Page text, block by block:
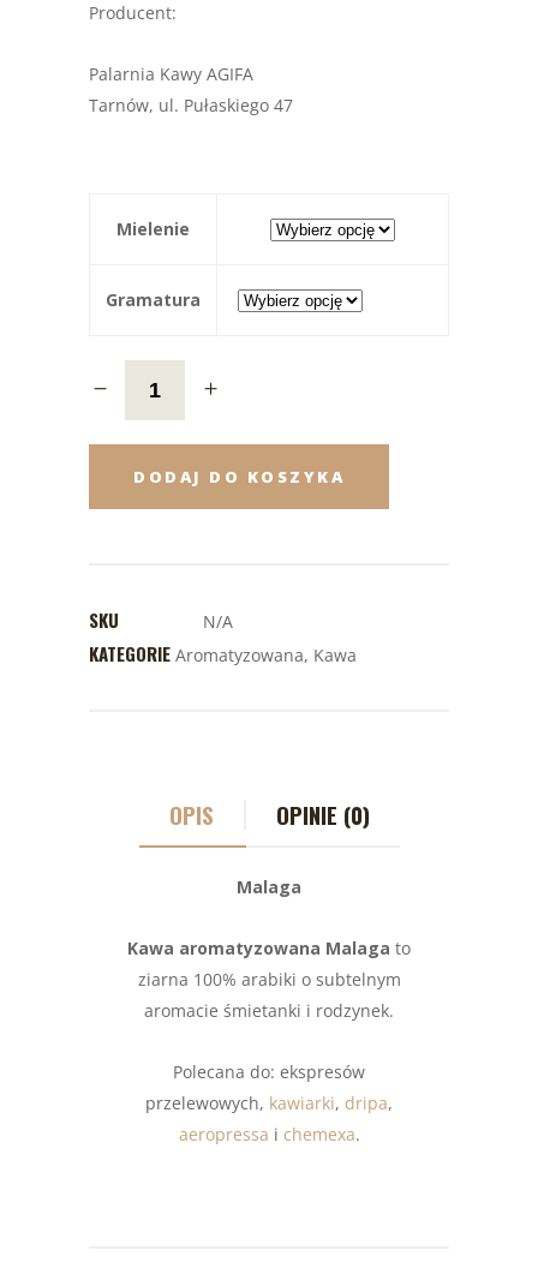
Producent:
Palarnia Kawy AGIFA
Tarnów, ul. Pułaskiego 47
Mielenie
Gramatura
DODAJ DO KOSZYKA
SKU N/A
KATEGORIE Aromatyzowana, Kawa
OPIS OPINIE (0)
Malaga
Kawa aromatyzowana Malaga to
ziarna 100% arabiki o subtelnym
aromacie śmietanki i rodzynek.
Polecana do: ekspresów
przelewowych, kawiarki, dripa,
aeropressa i chemexa.